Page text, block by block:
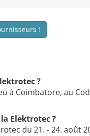
!
?
à Coimbatore, au
Elektrotec ?
du 21. - 24. août